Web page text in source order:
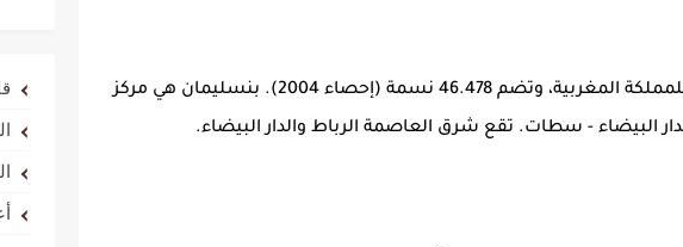
بنسليمان مدينة بالشمال الغربي للمملكة المغربية، وتضم 46.478 نسمة (إحصاء 2004). بنسليمان هي مركز
البيضاء - سطات. تقع شرق العاصمة الرباط والدار البيضاء.